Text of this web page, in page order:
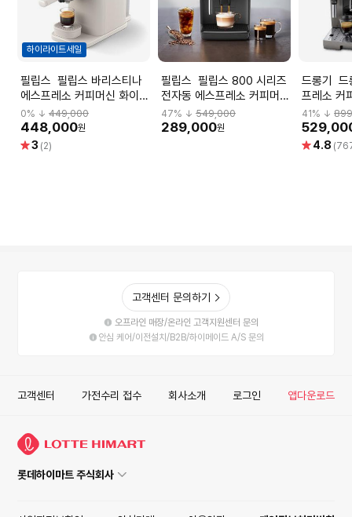
하이라이트세일
필립스 필립스 바리스티나
에스프레소 커피머신 화이트
BAR-300_00
0% ↓ 449,000
448,000원
별3 (2)
필립스 필립스 800 시리즈
전자동 에스프레소 커피머신
EP-0820/00
47% ↓549,000
289,000원
드롱기 드롱기 전자동 에스
프레소 커
(1.8L, 카
41 % ↓
별 4.8
고객센터 문의하기
오프라인 매장/온라인 고객지원센터 문의
안심 케어/이전설치/B2B/하이메이드 A/S 문의
고객센터 가전수리 접수 회사소개 로그인 앱다운로드
롯데하이마트 주식회사